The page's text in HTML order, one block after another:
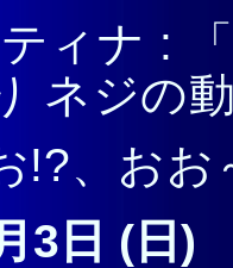
ティナ :
ネジの
!?、おお
3日 (日)